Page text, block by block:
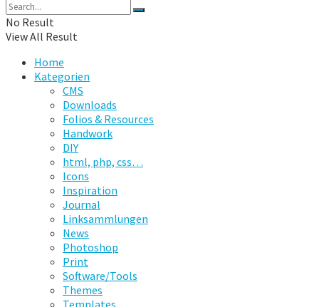
No Result
View All Result
Home
Kategorien
CMS
Downloads
Folios & Resources
Handwork
DIY
html, php, css…
Icons
Inspiration
Journal
Linksammlungen
News
Photoshop
Print
Software/Tools
Themes